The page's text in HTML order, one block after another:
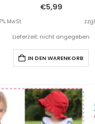
€5,99
MwSt.
Lieferzeit: nicht angegeben
IN DEN WARENKORB